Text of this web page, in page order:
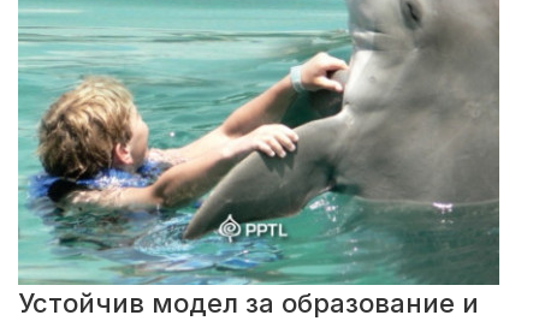
Устойчив модел за образование и